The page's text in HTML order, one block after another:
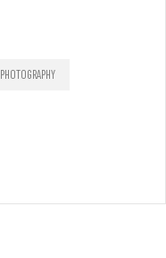
PHOTOGRAPHY